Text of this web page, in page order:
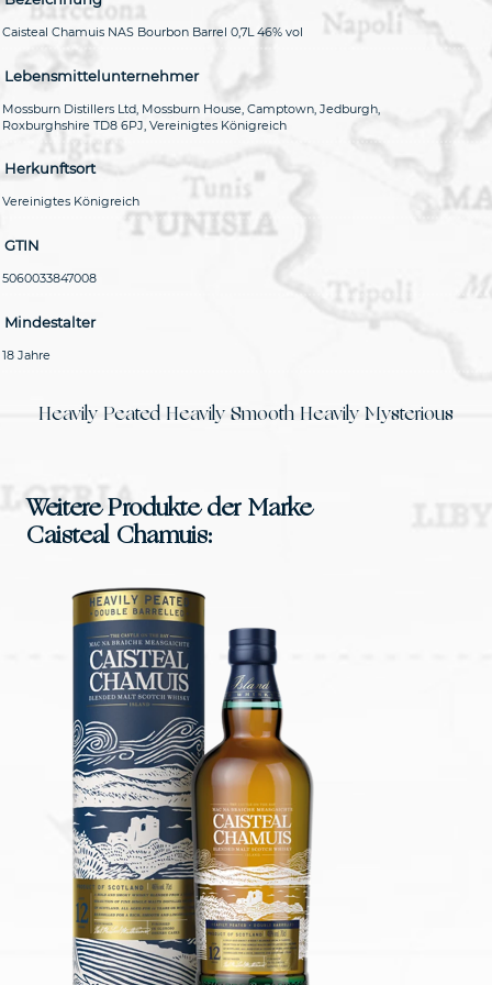
Caisteal Chamuis NAS Bourbon Barrel 0,7L 46% vol
Lebensmittelunternehmer
Mossburn Distillers Ltd, Mossburn House, Camptown, Jedburgh,
Roxburghshire TD8 6PJ, Vereinigtes Königreich
Herkunftsort
Vereinigtes Königreich
GTIN
5060033847008
Mindestalter
18 Jahre
Heavily Peated Heavily Smooth Heavily Mysterious
Weitere Produkte der Marke
Caisteal Chamuis: